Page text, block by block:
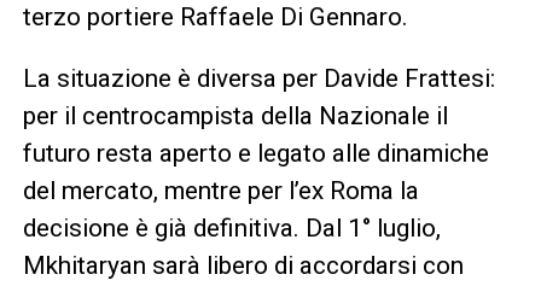
terzo portiere Raffaele Di Gennaro.
La situazione è diversa per Davide Frattesi:
per il centrocampista della Nazionale il
futuro resta aperto e legato alle dinamiche
del mercato, mentre per l’ex Roma la
decisione è già definitiva. Dal 1° luglio,
Mkhitaryan sarà libero di accordarsi con